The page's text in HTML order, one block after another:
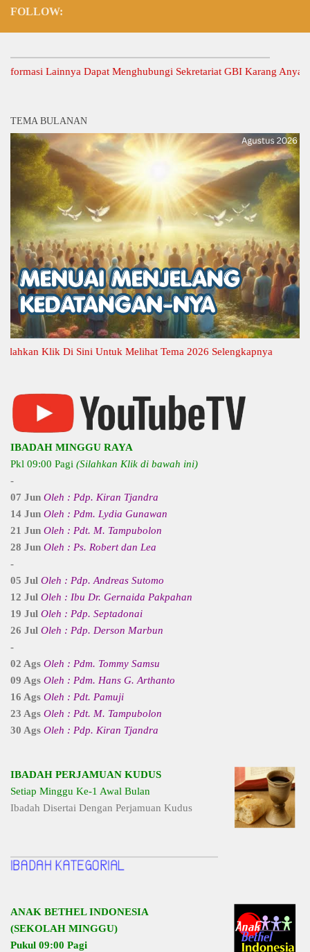
FOLLOW:
Lainnya Dapat Menghubungi Sekretariat GBI Karang Anyar.
TEMA BULANAN
Klik Di Sini Untuk Melihat Tema 2026 Selengkapnya
IBADAH MINGGU RAYA
Pkl 09:00 Pagi (Silahkan Klik di bawah ini)
-
07 Jun Oleh : Pdp. Kiran Tjandra
14 Jun Oleh : Pdm. Lydia Gunawan
21 Jun Oleh : Pdt. M. Tampubolon
28 Jun Oleh : Ps. Robert dan Lea
-
05 Jul Oleh : Pdp. Andreas Sutomo
12 Jul Oleh : Ibu Dr. Gernaida Pakpahan
19 Jul Oleh : Pdp. Septadonai
26 Jul Oleh : Pdp. Derson Marbun
-
02 Ags Oleh : Pdm. Tommy Samsu
09 Ags Oleh : Pdm. Hans G. Arthanto
16 Ags Oleh : Pdt. Pamuji
23 Ags Oleh : Pdt. M. Tampubolon
30 Ags Oleh : Pdp. Kiran Tjandra
IBADAH PERJAMUAN KUDUS
Setiap Minggu Ke-1 Awal Bulan
Ibadah Disertai Dengan Perjamuan Kudus
ANAK BETHEL INDONESIA
(SEKOLAH MINGGU)
Pukul 09:00 Pagi